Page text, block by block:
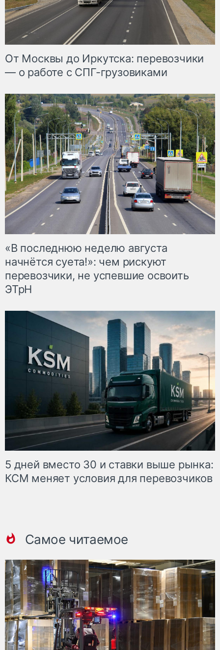
От Москвы до Иркутска: перевозчики
— о работе с СПГ-грузовиками
«В последнюю неделю августа
начнётся суета!»: чем рискуют
перевозчики, не успевшие освоить
ЭТрН
5 дней вместо 30 и ставки выше рынка:
КСМ меняет условия для перевозчиков
Самое читаемое